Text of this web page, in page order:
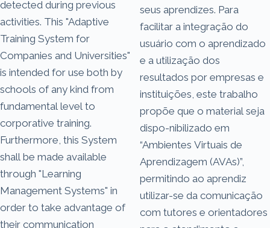
detected during previous
activities. This "Adaptive
Training System for
Companies and Uni­versities"
is intended for use both by
schools of any kind from
fundamental level to
corporative training.
Furthermore, this System
shall be made available
through "Learning
Management Systems" in
order to take advantage of
their communica­tion
seus aprendizes. Para
facilitar a integração do
usuário com o aprendizado
e a utilização dos
resultados por empresas e
instituições, este trabalho
propõe que o material seja
dispo-nibilizado em
“Ambientes Virtuais de
Aprendizagem (AVAs)”,
permitindo ao aprendiz
utilizar-se da comunicação
com tutores e orientadores